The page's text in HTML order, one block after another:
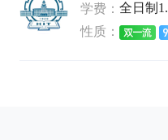
学费： 全日制
性质：